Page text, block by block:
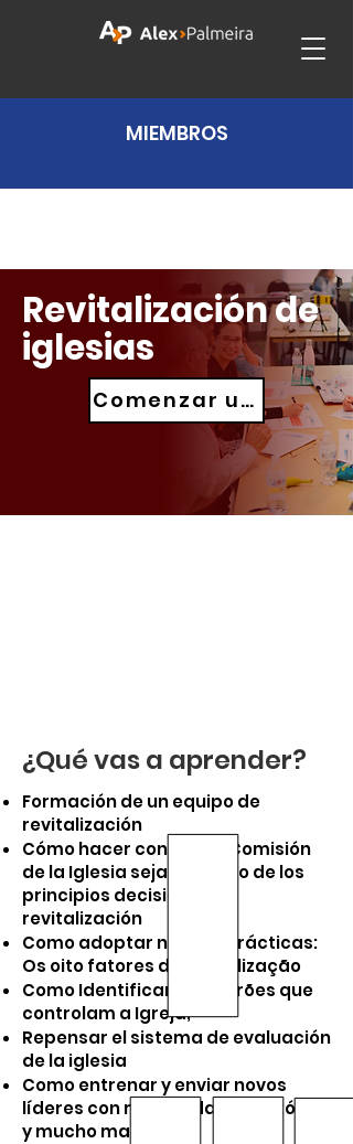
MIEMBROS
Revitalización de
iglesias
Comenzar un
¿Qué vas a aprender?
Formación de un equipo de
revitalización
Cómo hacer con que la Comisión
de la Iglesia seja el centro de los
principios decisiones de
revitalización
Como adoptar nuevas prácticas:
Os oito fatores de revitalização
Como Identificar os padrões que
controlam a Igreja;
Repensar el sistema de evaluación
de la iglesia
Como entrenar y enviar novos
líderes con mentalidad apostólica
y mucho mas...